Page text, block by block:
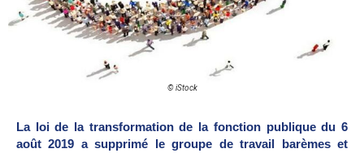
© iStock
La loi de la transformation de la fonction publique du 6
août 2019 a supprimé le groupe de travail barèmes et